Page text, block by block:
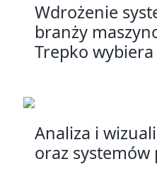
Wdrożenie
branży
Trepko wybiera
Analiza i
oraz